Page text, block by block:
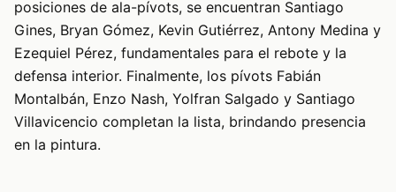
posiciones de ala-pívots, se encuentran Santiago
Gines, Bryan Gómez, Kevin Gutiérrez, Antony Medina y
Ezequiel Pérez, fundamentales para el rebote y la
defensa interior. Finalmente, los pívots Fabián
Montalbán, Enzo Nash, Yolfran Salgado y Santiago
Villavicencio completan la lista, brindando presencia
en la pintura.